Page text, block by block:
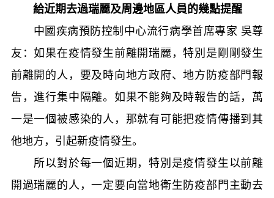
給近期去過瑞麗及周邊地區人員的幾點提醒
中國疾病預防控制中心流行病學首席專家 吳尊
友：如果在疫情發生前離開瑞麗，特別是剛剛發生
前離開的人，要及時向地方政府、地方防疫部門報
告，進行集中隔離。如果不能夠及時報告的話，萬
一是一個被感染的人，那就有可能把疫情傳播到其
他地方，引起新疫情發生。
所以對於每一個近期，特別是疫情發生以前離
開過瑞麗的人，一定要向當地衛生防疫部門主動去